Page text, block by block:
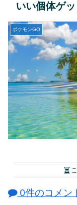
いい個体ゲ
ポケモンGO
0件のコメン